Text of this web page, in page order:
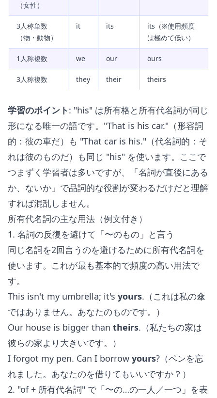
（女性）
3人称単数
（物・動物）
it its
its（※使用頻度
は極めて低い）
1人称複数 we our ours
3人称複数 they their theirs
学習のポイント: "his" は所有格と所有代名詞が同じ
形になる唯一の語です。"That is his car."（形容詞
的：彼の車だ）も "That car is his."（代名詞的：そ
れは彼のものだ）も同じ "his" を使います。ここで
つまずく学習者は多いですが、「名詞が直後にある
か、ないか」で品詞的な役割が変わるだけだと理解
すれば混乱しません。
所有代名詞の主な用法（例文付き）
1. 名詞の反復を避けて「〜のもの」と言う
同じ名詞を2回言うのを避けるために所有代名詞を
使います。これが最も基本的で頻度の高い用法で
す。
This isn't my umbrella; it's yours.（これは私の傘
ではありません。あなたのものです。）
Our house is bigger than theirs.（私たちの家は
彼らの家より大きいです。）
I forgot my pen. Can I borrow yours?（ペンを忘
れました。あなたのを借りてもいいですか？）
2. "of + 所有代名詞" で「〜の…の一人／一つ」を表